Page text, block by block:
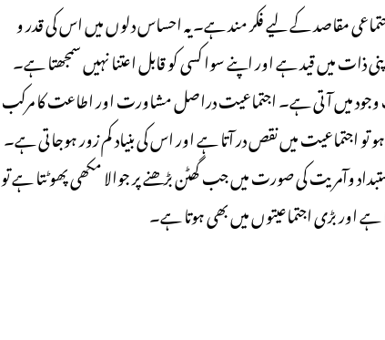
مقاصد کے لیے فکر مند ہے۔ یہ احساس دلوں میں اس کی قدر و
ذات میں قید ہے اور اپنے سوا کسی کو قابل اعتنا نہیں سمجھتا ہے۔
وجود میں آتی ہے۔ اجتماعیت دراصل مشاورت اور اطاعت کا مرکب
اجتماعیت میں نقص در آتا ہے اور اس کی بنیاد کم زور ہوجاتی ہے۔
وآمریت کی صورت میں جب گھٹن بڑھنے پر جوالا مکھی پھوٹتا ہے تو
اور بڑی اجتماعیتوں میں بھی ہوتا ہے۔